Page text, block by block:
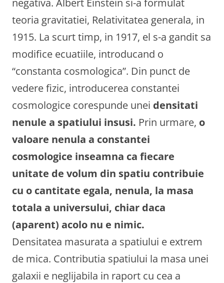
teoria gravitatiei, Relativitatea generala, in
1915. La scurt timp, in 1917, el s-a gandit sa
modifice ecuatiile, introducand o
“constanta cosmologica”. Din punct de
vedere fizic, introducerea constantei
cosmologice corespunde unei densitati
nenule a spatiului insusi. Prin urmare, o
valoare nenula a constantei
cosmologice inseamna ca fiecare
unitate de volum din spatiu contribuie
cu o cantitate egala, nenula, la masa
totala a universului, chiar daca
(aparent) acolo nu e nimic.
Densitatea masurata a spatiului e extrem
de mica. Contributia spatiului la masa unei
galaxii e neglijabila in raport cu cea a